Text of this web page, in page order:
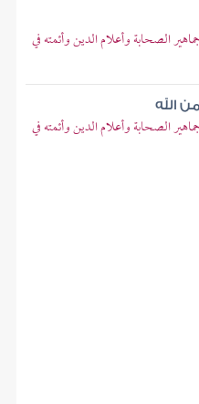
الصحابة وأعلام الدين وأئمته في
الله
الصحابة وأعلام الدين وأئمته في